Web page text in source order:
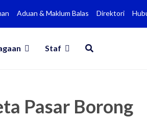
Aduan & Maklum Balas Direktori
Staf
Pasar Borong